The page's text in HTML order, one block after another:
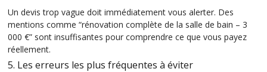
Un devis trop vague doit immédiatement vous alerter. Des
mentions comme “rénovation complète de la salle de bain – 3
000 €” sont insuffisantes pour comprendre ce que vous payez
réellement.
5. Les erreurs les plus fréquentes à éviter